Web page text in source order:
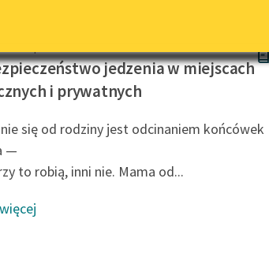
E-kolekcja lektur szkolnych i
literatury do słuchania dla
uczennic i uczniów z
niepełnosprawnościami
Feministyczne inspiracje.
Popularyzacja skandynawskiej
jedzenia w miejscach
i prywatnych
się od rodziny jest odcinaniem końcówek
—
to robią, inni nie. Mama od...